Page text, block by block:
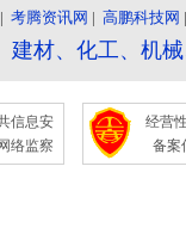
| 考腾资讯网 | 高鹏科技网
建材、化工、机
信息安
络监察
经营
备案